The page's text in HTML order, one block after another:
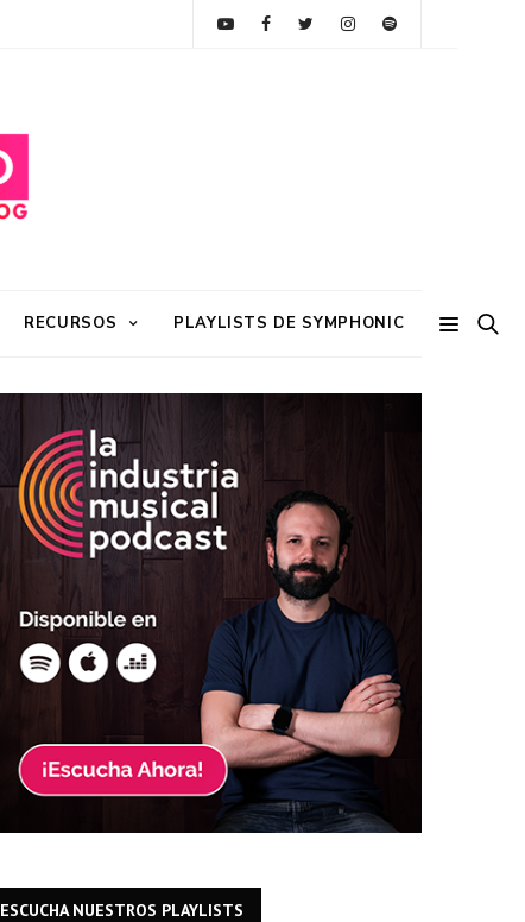
RECURSOS PLAYLISTS DE SYMPHONIC
ESCUCHA NUESTROS PLAYLISTS